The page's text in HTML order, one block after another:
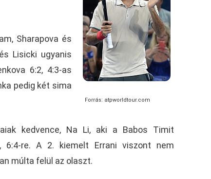
Forrás: atpworldtour.com
Sharapova és
Lisicki ugyanis
6:2, 4:3-as
pedig két sima
kedvence, Na Li, aki a Babos Timit
6:4-re. A 2. kiemelt Errani viszont nem
múlta felül az olaszt.